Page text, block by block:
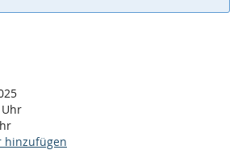
Uhr
hinzufügen